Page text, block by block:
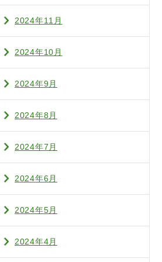
2024年11月
2024年10月
2024年9月
2024年8月
2024年7月
2024年6月
2024年5月
2024年4月